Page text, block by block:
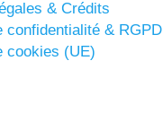
& Crédits
confidentialité & RGPD
cookies (UE)